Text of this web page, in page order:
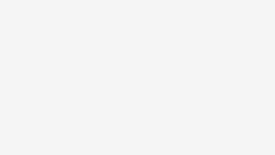
шриланкийской валюты,